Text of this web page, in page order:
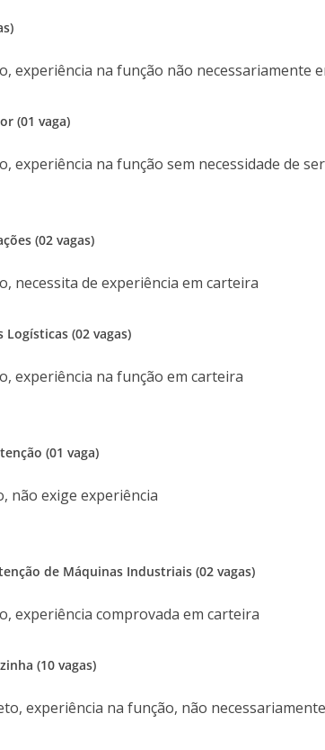
experiência na função não necessariamente
(01 vaga)
experiência na função sem necessidade de
(02 vagas)
necessita de experiência em carteira
Logísticas (02 vagas)
experiência na função em carteira
(01 vaga)
não exige experiência
de Máquinas Industriais (02 vagas)
experiência comprovada em carteira
(10 vagas)
experiência na função, não